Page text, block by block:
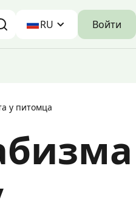
RU Войти
у питомца